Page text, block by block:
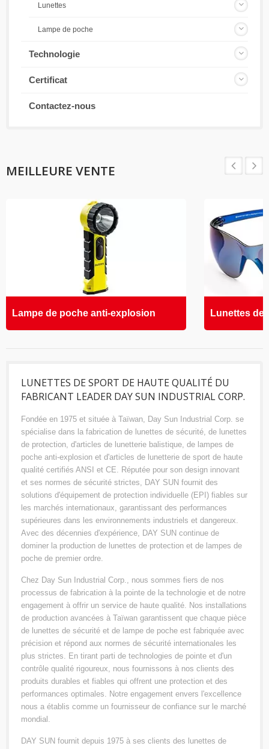
intrinsèquement sûres et sur la manière dont elles peuvent
dangereuses.
Lunettes
Lampe de poche
Technologie
Certificat
Contactez-nous
MEILLEURE VENTE
Lampe de poche anti-explosion Lunettes de
LUNETTES DE SPORT DE HAUTE QUALITÉ DU
FABRICANT LEADER DAY SUN INDUSTRIAL CORP.
Fondée en 1975 et située à Taïwan, Day Sun Industrial Corp. se
spécialise dans la fabrication de lunettes de sécurité, de lunettes
de protection, d'articles de lunetterie balistique, de lampes de
poche anti-explosion et d'articles de lunetterie de sport de haute
qualité certifiés ANSI et CE. Réputée pour son design innovant
et ses normes de sécurité strictes, DAY SUN fournit des
solutions d'équipement de protection individuelle (EPI) fiables sur
les marchés internationaux, garantissant des performances
supérieures dans les environnements industriels et dangereux.
Avec des décennies d'expérience, DAY SUN continue de
dominer la production de lunettes de protection et de lampes de
poche de premier ordre.
Chez Day Sun Industrial Corp., nous sommes fiers de nos
processus de fabrication à la pointe de la technologie et de notre
engagement à offrir un service de haute qualité. Nos installations
de production avancées à Taïwan garantissent que chaque pièce
de lunettes de sécurité et de lampe de poche est fabriquée avec
précision et répond aux normes de sécurité internationales les
plus strictes. En tirant parti de technologies de pointe et d'un
contrôle qualité rigoureux, nous fournissons à nos clients des
produits durables et fiables qui offrent une protection et des
performances optimales. Notre engagement envers l'excellence
nous a établis comme un fournisseur de confiance sur le marché
mondial.
DAY SUN fournit depuis 1975 à ses clients des lunettes de